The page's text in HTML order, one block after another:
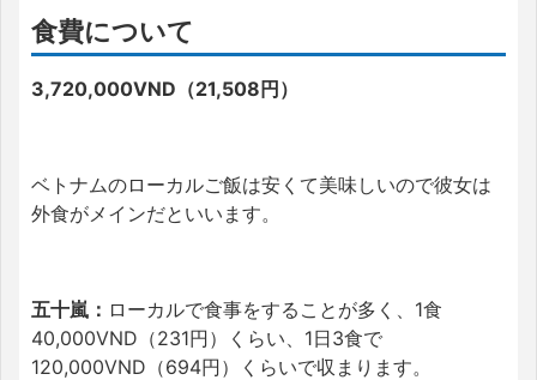
食費について
3,720,000VND（21,508円）
ベトナムのローカルご飯は安くて美味しいので彼女は
外食がメインだといいます。
五十嵐： ローカルで食事をすることが多く、1食
40,000VND（231円）くらい、1日3食で
120,000VND（694円）くらいで収まります。